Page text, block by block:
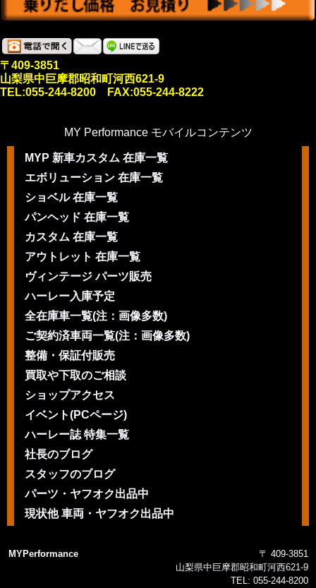
〒409-3851
山梨県中巨摩郡昭和町河西621-9
TEL:055-244-8200 FAX:055-244-8222
MY Performance モバイルコンテンツ
MYP 新車カスタム 在庫一覧
エボリューション 在庫一覧
ショベル 在庫一覧
パンヘッド 在庫一覧
カスタム 在庫一覧
アウトレット 在庫一覧
ヴィンテージ パーツ販売
ハーレー入庫予定
全在庫車一覧(注：画像多数)
ご契約済車両一覧(注：画像多数)
整備・保証付販売
買取や下取のご相談
ショップアクセス
イベント(PCページ)
ハーレー誌 特集一覧
社長のブログ
スタッフのブログ
パーツ・ヤフオク出品中
現状他 車両・ヤフオク出品中
MYPerformance
〒 409-3851
山梨県中巨摩郡昭和町河西621-9
TEL: 055-244-8200